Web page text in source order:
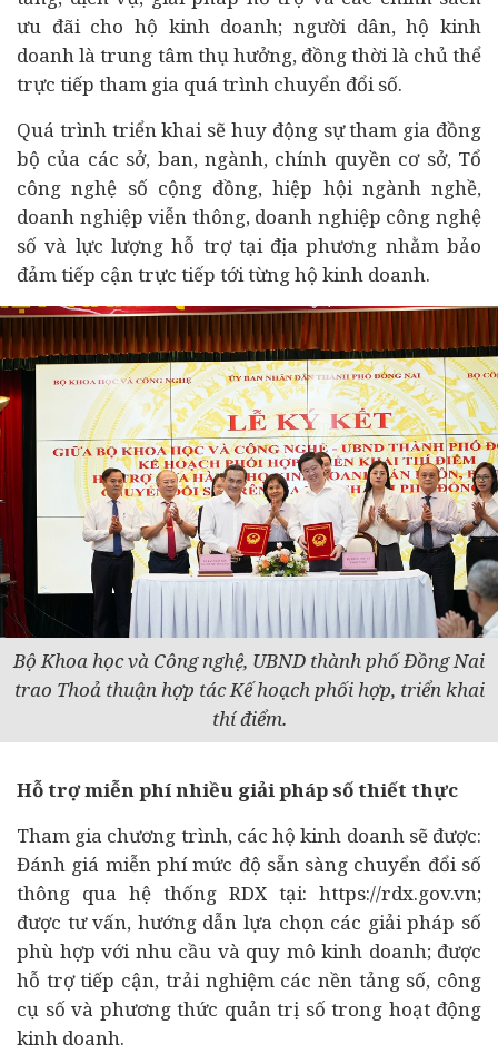
ưu đãi cho hộ kinh doanh; người dân, hộ kinh
doanh là trung tâm thụ hưởng, đồng thời là chủ thể
trực tiếp tham gia quá trình chuyển đổi số.
Quá trình triển khai sẽ huy động sự tham gia đồng
bộ của các sở, ban, ngành, chính quyền cơ sở, Tổ
công nghệ số cộng đồng, hiệp hội ngành nghề,
doanh nghiệp viễn thông, doanh nghiệp công nghệ
số và lực lượng hỗ trợ tại địa phương nhằm bảo
đảm tiếp cận trực tiếp tới từng hộ kinh doanh.
Bộ Khoa học và Công nghệ, UBND thành phố Đồng Nai
trao Thoả thuận hợp tác Kế hoạch phối hợp, triển khai
thí điểm.
Hỗ trợ miễn phí nhiều giải pháp số thiết thực
Tham gia chương trình, các hộ kinh doanh sẽ được:
Đánh giá miễn phí mức độ sẵn sàng chuyển đổi số
thông qua hệ thống RDX tại: https://rdx.gov.vn;
được tư vấn, hướng dẫn lựa chọn các giải pháp số
phù hợp với nhu cầu và quy mô kinh doanh; được
hỗ trợ tiếp cận, trải nghiệm các nền tảng số, công
cụ số và phương thức quản trị số trong hoạt động
kinh doanh.